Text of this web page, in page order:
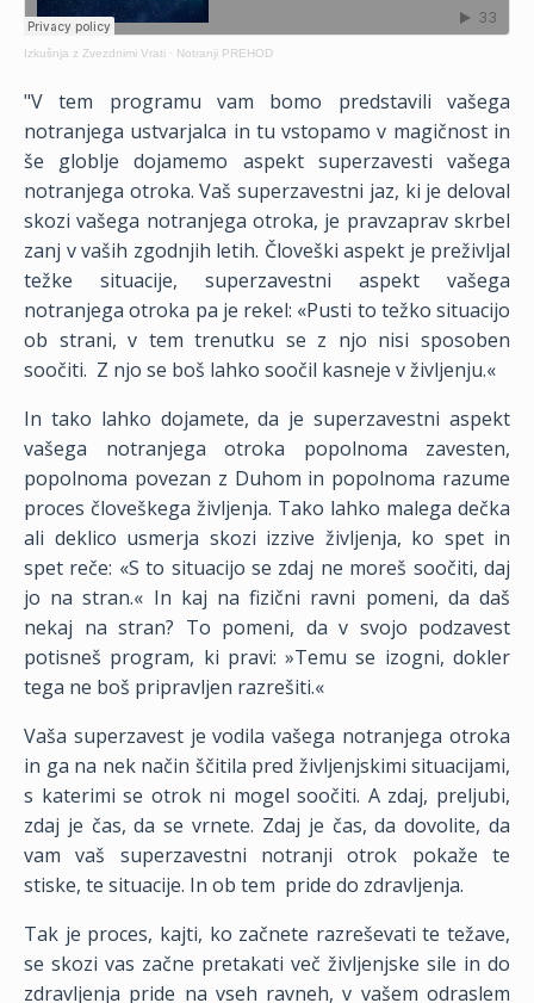
Izkušnja z Zvezdnimi Vrati · Notranji PREHOD
"V tem programu vam bomo predstavili vašega
notranjega ustvarjalca in tu vstopamo v magičnost in
še globlje dojamemo aspekt superzavesti vašega
notranjega otroka. Vaš superzavestni jaz, ki je deloval
skozi vašega notranjega otroka, je pravzaprav skrbel
zanj v vaših zgodnjih letih. Človeški aspekt je preživljal
težke situacije, superzavestni aspekt vašega
notranjega otroka pa je rekel: «Pusti to težko situacijo
ob strani, v tem trenutku se z njo nisi sposoben
soočiti. Z njo se boš lahko soočil kasneje v življenju.«
In tako lahko dojamete, da je superzavestni aspekt
vašega notranjega otroka popolnoma zavesten,
popolnoma povezan z Duhom in popolnoma razume
proces človeškega življenja. Tako lahko malega dečka
ali deklico usmerja skozi izzive življenja, ko spet in
spet reče: «S to situacijo se zdaj ne moreš soočiti, daj
jo na stran.« In kaj na fizični ravni pomeni, da daš
nekaj na stran? To pomeni, da v svojo podzavest
potisneš program, ki pravi: »Temu se izogni, dokler
tega ne boš pripravljen razrešiti.«
Vaša superzavest je vodila vašega notranjega otroka
in ga na nek način ščitila pred življenjskimi situacijami,
s katerimi se otrok ni mogel soočiti. A zdaj, preljubi,
zdaj je čas, da se vrnete. Zdaj je čas, da dovolite, da
vam vaš superzavestni notranji otrok pokaže te
stiske, te situacije. In ob tem pride do zdravljenja.
Tak je proces, kajti, ko začnete razreševati te težave,
se skozi vas začne pretakati več življenjske sile in do
zdravljenja pride na vseh ravneh, v vašem odraslem